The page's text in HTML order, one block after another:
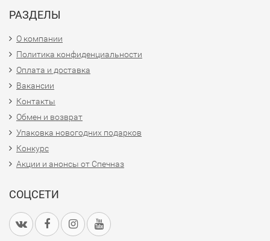
РАЗДЕЛЫ
О компании
Политика конфиденциальности
Оплата и доставка
Вакансии
Контакты
Обмен и возврат
Упаковка новогодних подарков
Конкурс
Акции и анонсы от Спечназ
СОЦСЕТИ